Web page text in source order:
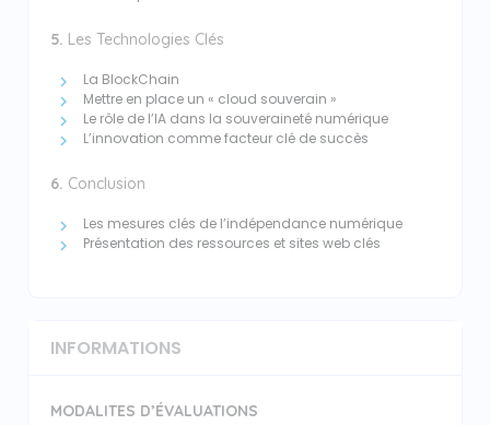
5. Les Technologies Clés
La BlockChain
Mettre en place un « cloud souverain »
Le rôle de l’IA dans la souveraineté numérique
L’innovation comme facteur clé de succès
6. Conclusion
Les mesures clés de l’indépendance numérique
Présentation des ressources et sites web clés
INFORMATIONS
MODALITES D’ÉVALUATIONS